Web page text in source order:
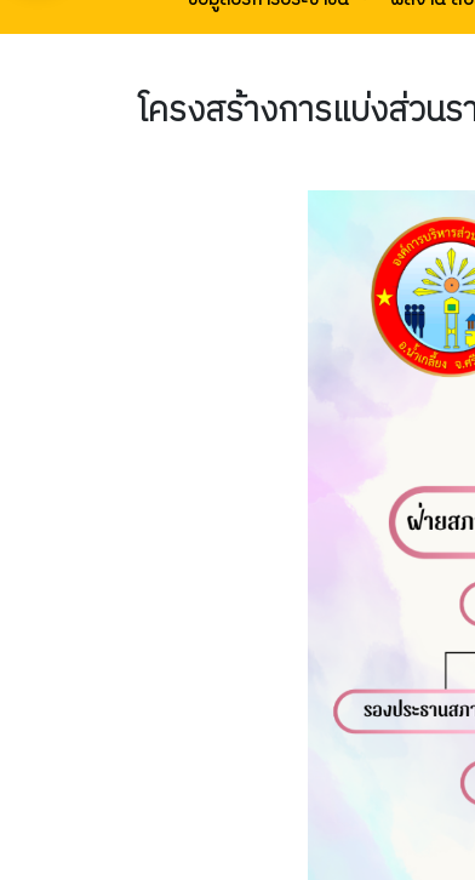
โครงสร้างการแบ่งส่วน